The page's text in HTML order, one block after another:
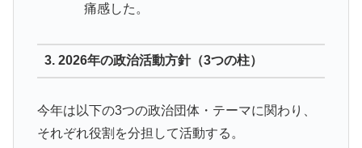
痛感した。
3. 2026年の政治活動方針（3つの柱）
今年は以下の3つの政治団体・テーマに関わり、
それぞれ役割を分担して活動する。